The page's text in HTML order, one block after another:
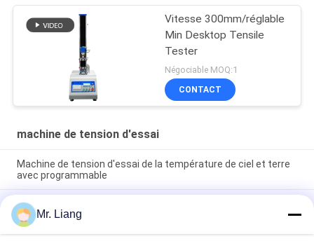
Vitesse 300mm/réglable
Min Desktop Tensile
Tester
Négociable MOQ:1
CONTACT
machine de tension d'essai
Machine de tension d'essai de la température de ciel et terre
avec programmable
Équipement de test universel TM 2101 de force de machine
de tension automatique électronique servo d'essai
d'ordinateur
Mr. Liang